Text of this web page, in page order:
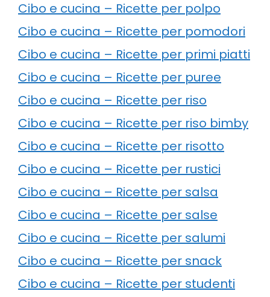
Cibo e cucina – Ricette per polpo
Cibo e cucina – Ricette per pomodori
Cibo e cucina – Ricette per primi piatti
Cibo e cucina – Ricette per puree
Cibo e cucina – Ricette per riso
Cibo e cucina – Ricette per riso bimby
Cibo e cucina – Ricette per risotto
Cibo e cucina – Ricette per rustici
Cibo e cucina – Ricette per salsa
Cibo e cucina – Ricette per salse
Cibo e cucina – Ricette per salumi
Cibo e cucina – Ricette per snack
Cibo e cucina – Ricette per studenti